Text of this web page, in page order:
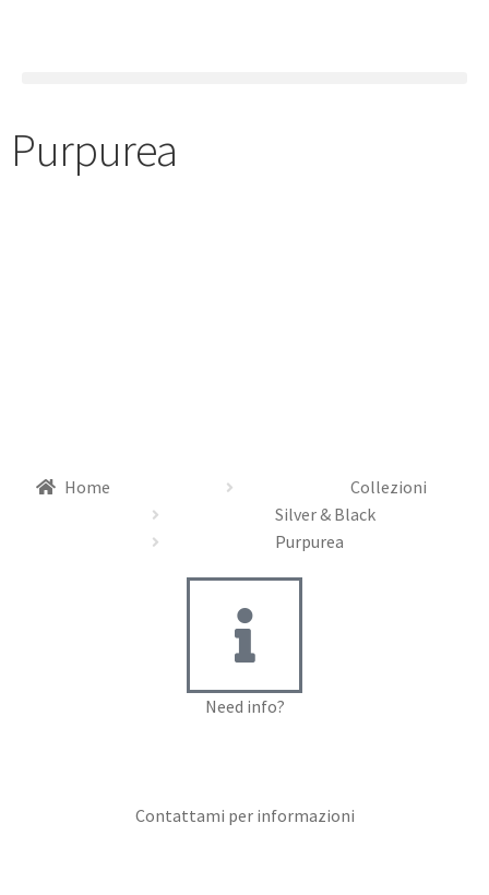
Purpurea
Home
Collezioni
Silver & Black
Purpurea
Need info?
Contattami per informazioni